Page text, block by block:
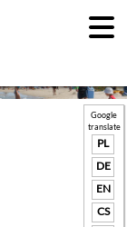
Google
translate
PL
DE
EN
CS